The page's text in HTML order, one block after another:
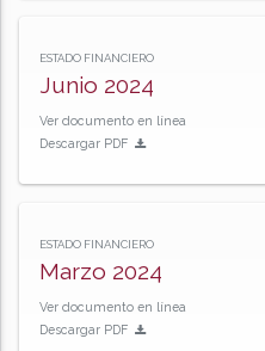
ESTADO FINANCIERO
Junio 2024
Ver documento en línea
Descargar PDF
ESTADO FINANCIERO
Marzo 2024
Ver documento en línea
Descargar PDF